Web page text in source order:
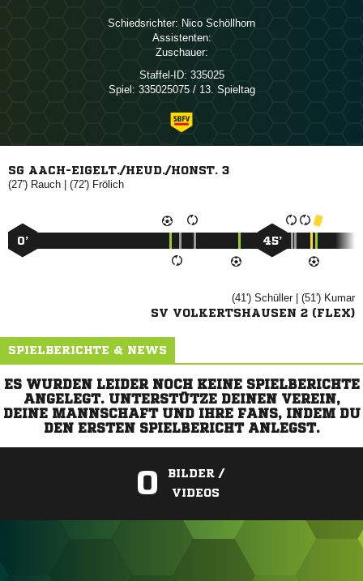
Schiedsrichter:  
Assistenten:
Zuschauer:
Staffel-ID: 335025
Spiel: 335025075 / 13. Spieltag
SG AACH-EIGELT./HEUD./HONST. 3
(27')  | (72') 
0’ 45’
(41') | (51') 
SV VOLKERTSHAUSEN 2 (FLEX)
SPIELBERICHTE & NEWS
ES WURDEN LEIDER NOCH KEINE SPIELBERICHTE
ANGELEGT. UNTERSTÜTZE DEINEN VEREIN,
DEINE MANNSCHAFT UND IHRE FANS, INDEM DU
DEN ERSTEN SPIELBERICHT ANLEGST.
0
BILDER /
VIDEOS